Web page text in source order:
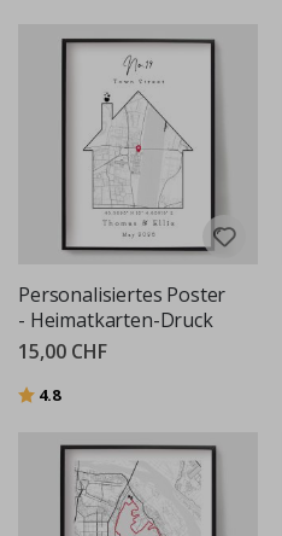
Personalisiertes Poster
- Heimatkarten-Druck
15,00 CHF
Bewertung:
4.8von 5 Sternen